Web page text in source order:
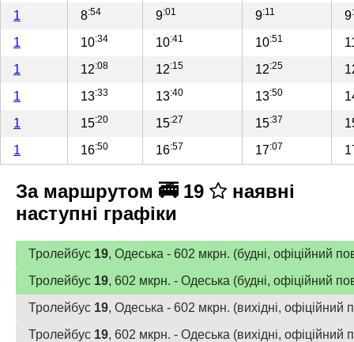
1 8:54 9:01 9:11 9
1 10:34 10:41 10:51
1
12:08 12:15 12:25
1
13:33 13:40 13:50
1
15:20 15:27 15:37
1
16:50 16:57 17:07
За маршрутом 🚎 19
наявні
наступні графіки
Тролейбус 19, Одеська - 602 мкрн. (будні, офіційний
Тролейбус 19, 602 мкрн. - Одеська (будні, офіційний
Тролейбус 19, Одеська - 602 мкрн. (вихідні, офіційний
Тролейбус 19, 602 мкрн. - Одеська (вихідні, офіційний